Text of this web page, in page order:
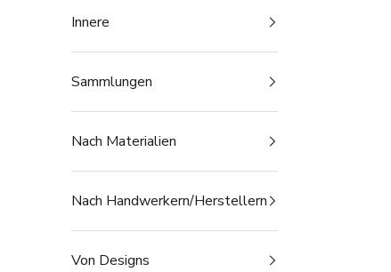
Innere
Sammlungen
Nach Materialien
Nach Handwerkern/Herstellern
Von Designs